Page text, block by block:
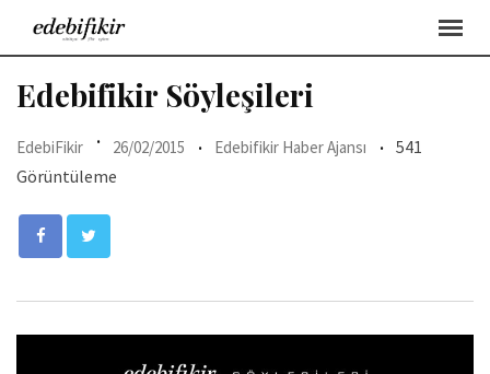
Edebifikir Söyleşileri
EdebiFikir 26/02/2015 Edebifikir Haber Ajansı
541
Görüntüleme